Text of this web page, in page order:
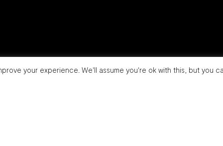
your experience. We'll assume you're ok with this, but you